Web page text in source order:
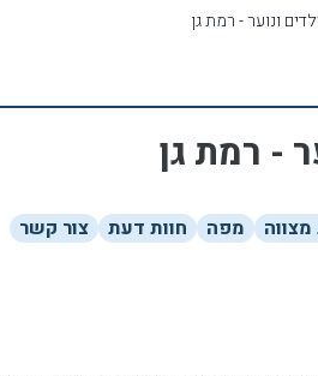
ונוער - רמת גן
- רמת גן
מפה חוות דעת צור קשר